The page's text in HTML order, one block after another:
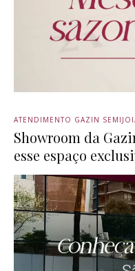
ATENDIMENTO GAZIN
Showroom da
esse espaço